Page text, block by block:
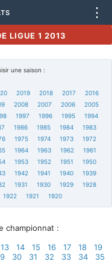
⋮
LIGUE 1 2013
une saison :
2019 2018 2017
2016
2008 2007 2006
2005
1997 1996 1995
1994
1986 1985 1984
1983
1975 1974 1973
1972
1964 1963 1962
1961
1953 1952 1951
1950
1942 1941 1940
1939
1931 1930 1929
1928
1922 1921 1920
championnat :
13 14 15 16 17 18
19
30 31 32 33 34
35